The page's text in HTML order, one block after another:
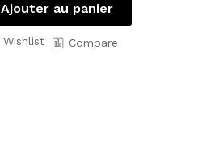
Ajouter au panier
Wishlist Compare